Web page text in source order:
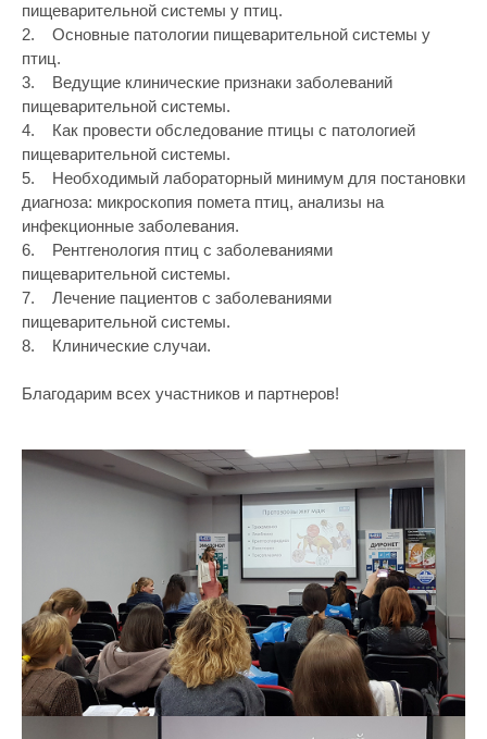
пищеварительной системы у птиц.
2. Основные патологии пищеварительной системы у
птиц.
3. Ведущие клинические признаки заболеваний
пищеварительной системы.
4. Как провести обследование птицы с патологией
пищеварительной системы.
5. Необходимый лабораторный минимум для постановки
диагноза: микроскопия помета птиц, анализы на
инфекционные заболевания.
6. Рентгенология птиц с заболеваниями
пищеварительной системы.
7. Лечение пациентов с заболеваниями
пищеварительной системы.
8. Клинические случаи.
Благодарим всех участников и партнеров!